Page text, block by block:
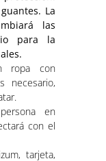
La
las
para la
ropa con
necesario,
en
con el
tarjeta,